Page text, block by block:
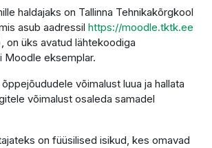
haldajaks on Tallinna Tehnikakõrgkool
asub aadressil https://moodle.tktk.ee
on üks avatud lähtekoodiga
Moodle eksemplar.
võimalust luua ja hallata
võimalust osaleda samadel
on füüsilised isikud, kes omavad